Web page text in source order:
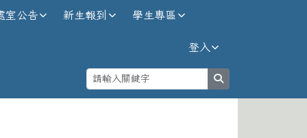
室公告 新生報到 學生專區
登入